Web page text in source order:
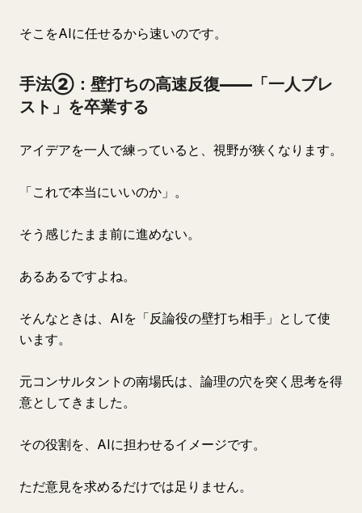
そこをAIに任せるから速いのです。
手法②：壁打ちの高速反復——「一人ブレ
スト」を卒業する
アイデアを一人で練っていると、視野が狭くなります。
「これで本当にいいのか」。
そう感じたまま前に進めない。
あるあるですよね。
そんなときは、AIを「反論役の壁打ち相手」として使
います。
元コンサルタントの南場氏は、論理の穴を突く思考を得
意としてきました。
その役割を、AIに担わせるイメージです。
ただ意見を求めるだけでは足りません。